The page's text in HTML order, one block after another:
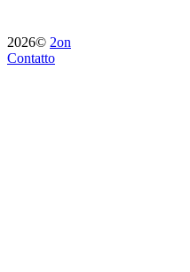
2026© 2on
Contatto